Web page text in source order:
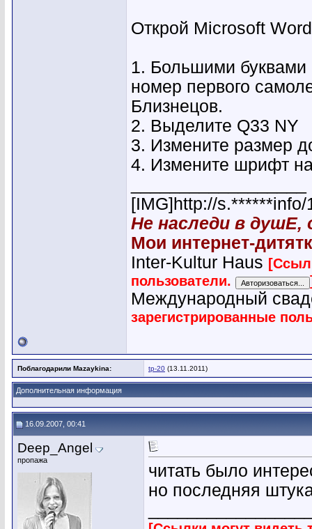
Открой Microsoft
1. Большими буквами
номер первого
Близнецов.
2. Выделите Q33 NY
3. Измените размер
4. Измените шрифт
[IMG]http://
Не наследи в
Мои интернет-
Inter-Kultur Haus
пользователи.
Международный
зарегистрированные
Поблагодарили Mazaykina: tp-20 (13.11.2011)
Дополнительная информация
16.09.2007, 00:41
Deep_Angel
пропажа
читать было
но последняя